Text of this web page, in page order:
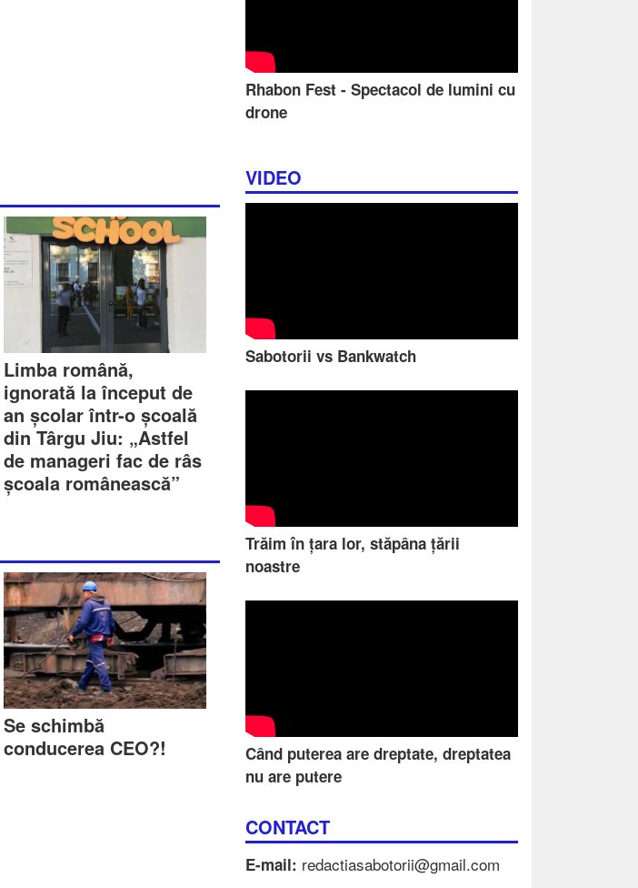
Rhabon Fest - Spectacol de lumini cu
drone
VIDEO
Sabotorii vs Bankwatch
Trăim în țara lor, stăpâna țării
noastre
Când puterea are dreptate, dreptatea
nu are putere
CONTACT
E-mail: redactiasabotorii@gmail.com
Limba română,
ignorată la început de
an școlar într-o școală
din Târgu Jiu: „Astfel
de manageri fac de râs
școala românească”
Se schimbă
conducerea CEO?!